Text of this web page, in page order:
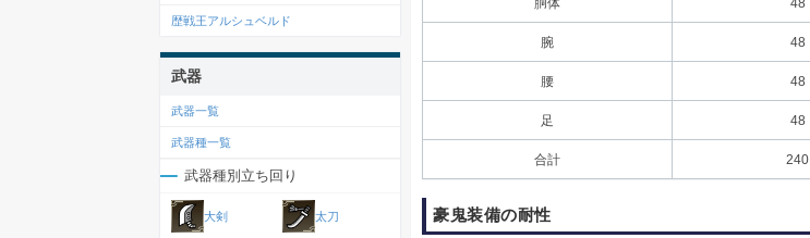
胴体 48
腕 48
腰 48
足 48
合計 240
豪鬼装備の耐性
歴戦王アルシュベルド
武器
武器一覧
武器種一覧
武器種別立ち回り
大剣 太刀